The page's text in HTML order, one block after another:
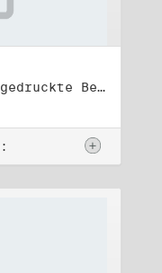
Titel: Manuskripte und gedruckte Belege (2)